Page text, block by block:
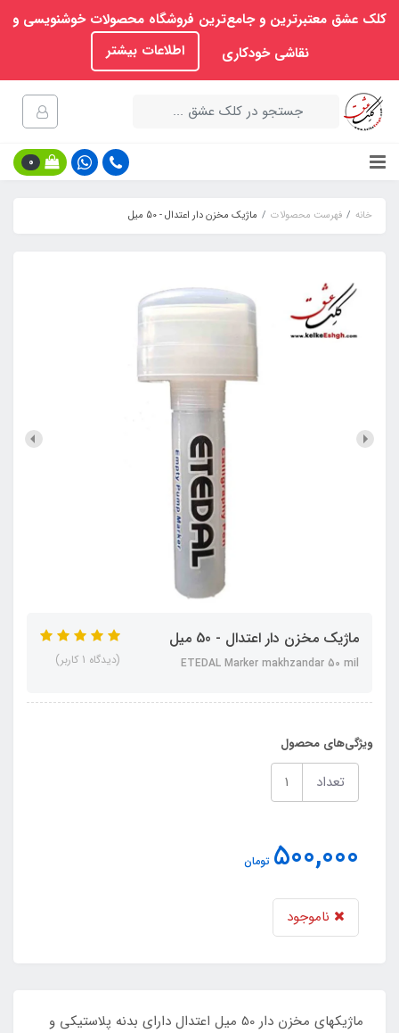
کلک عشق معتبرترین و جامع‌ترین فروشگاه محصولات خوشنویسی و
نقاشی خودکاری
اطلاعات بیشتر
0
خانه فهرست محصولات ماژیک مخزن‏ دار اعتدال - 50 میل
ماژیک مخزن‏ دار اعتدال - 50 میل
ETEDAL Marker makhzandar 50 mil (دیدگاه 1 کاربر)
ویژگی‌های محصول
تعداد
500,000 تومان
ناموجود
ماژیکهای مخزن دار 50 میل اعتدال دارای بدنه پلاستیکی و